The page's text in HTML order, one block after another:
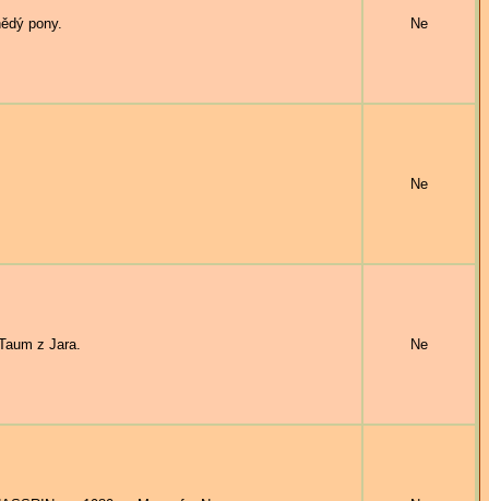
pony. Ne
Ne
z Jara. Ne